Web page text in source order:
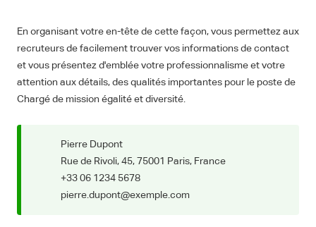
En organisant votre en-tête de cette façon, vous permettez aux
recruteurs de facilement trouver vos informations de contact
et vous présentez d'emblée votre professionnalisme et votre
attention aux détails, des qualités importantes pour le poste de
Chargé de mission égalité et diversité.
Pierre Dupont
Rue de Rivoli, 45, 75001 Paris, France
+33 06 1234 5678
pierre.dupont@exemple.com